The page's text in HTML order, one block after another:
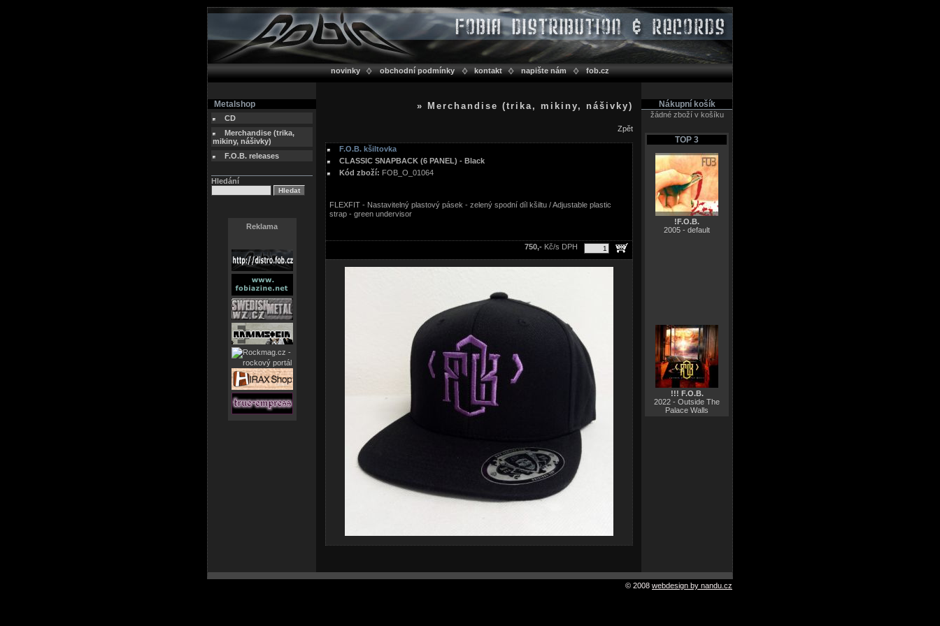
novinky obchodní podmínky kontakt napište nám fob.cz
Metalshop
CD
Merchandise (trika,
mikiny, nášivky)
F.O.B. releases
Hledání
Reklama
» Merchandise (trika, mikiny, nášivky)
Zpět
F.O.B. kšiltovka
CLASSIC SNAPBACK (6 PANEL) - Black
Kód zboží: FOB_O_01064
FLEXFIT - Nastavitelný plastový pásek - zelený spodní díl kšiltu / Adjustable plastic
strap - green undervisor
750,-Kč/s DPH
Nákupní košík
žádné zboží v košíku
TOP 3
!F.O.B.
2005 - default
!!! F.O.B.
2022 - Outside The
Palace Walls
© 2008 webdesign by nandu.cz